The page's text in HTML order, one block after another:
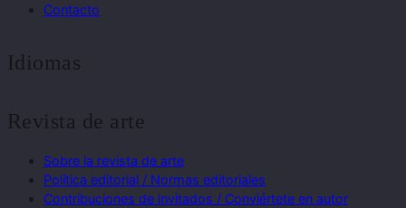
Contacto
Idiomas
Revista de arte
Sobre la revista de arte
Política editorial / Normas editoriales
Contribuciones de invitados / Conviértete en autor